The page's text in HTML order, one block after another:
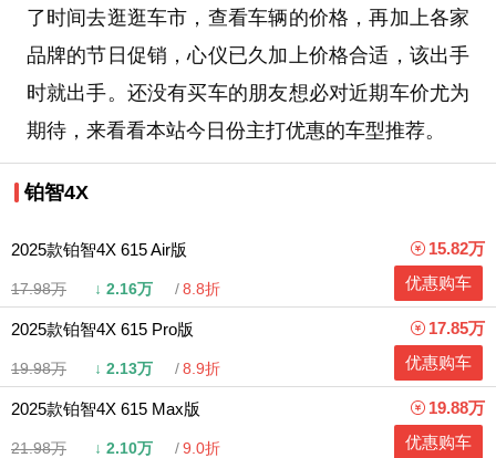
了时间去逛逛车市，查看车辆的价格，再加上各家
品牌的节日促销，心仪已久加上价格合适，该出手
时就出手。还没有买车的朋友想必对近期车价尤为
期待，来看看本站今日份主打优惠的车型推荐。
铂智4X
2025款铂智4X 615 Air版
17.98万 ↓ 2.16万 8.8折
15.82万
优惠购车
2025款铂智4X 615 Pro版
19.98万 ↓ 2.13万 8.9折
17.85万
优惠购车
2025款铂智4X 615 Max版
21.98万 ↓ 2.10万 9.0折
19.88万
优惠购车